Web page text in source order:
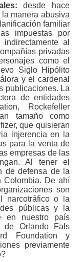
desde hace
manera abusiva
familiar
impuestas por
al
privadas
como el
Siglo Hipólito
y el cardenal
publicaciones. La
de entidades
Rockefeller
tamaño como
que quisieran
injerencia en la
para la venta de
empresas de las
Al tener el
de defensa de la
Colombia. De ahí
son
narcotráfico o la
públicas y la
en nuestro país
de Orlando Fals
Foundation y
previamente